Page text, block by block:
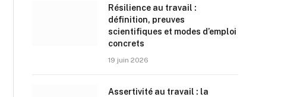
Résilience au travail :
définition, preuves
scientifiques et modes d’emploi
concrets
19 juin 2026
Assertivité au travail : la